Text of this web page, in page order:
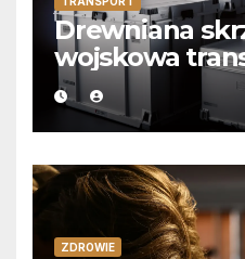
Drewniana
wojskowa
ZDROWIE